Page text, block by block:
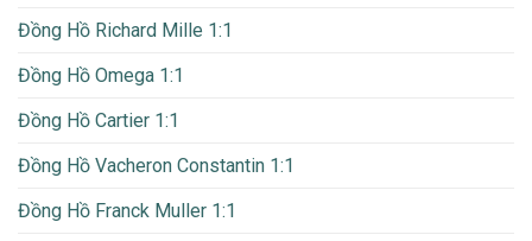
Đồng Hồ Richard Mille 1:1
Đồng Hồ Omega 1:1
Đồng Hồ Cartier 1:1
Đồng Hồ Vacheron Constantin 1:1
Đồng Hồ Franck Muller 1:1